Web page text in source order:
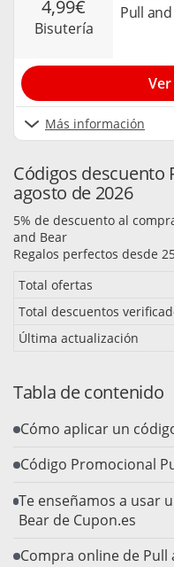
4,99€
bisutería
Pull
Más información
Códigos descuento
agosto de 2026
5% de descuento al
and Bear
Regalos perfectos desde
Total ofertas
Total descuentos
Última actualización
Tabla de contenido
Cómo aplicar un
Código Promocional
Te enseñamos a usar
Bear de Cupon.es
Compra online de Pull